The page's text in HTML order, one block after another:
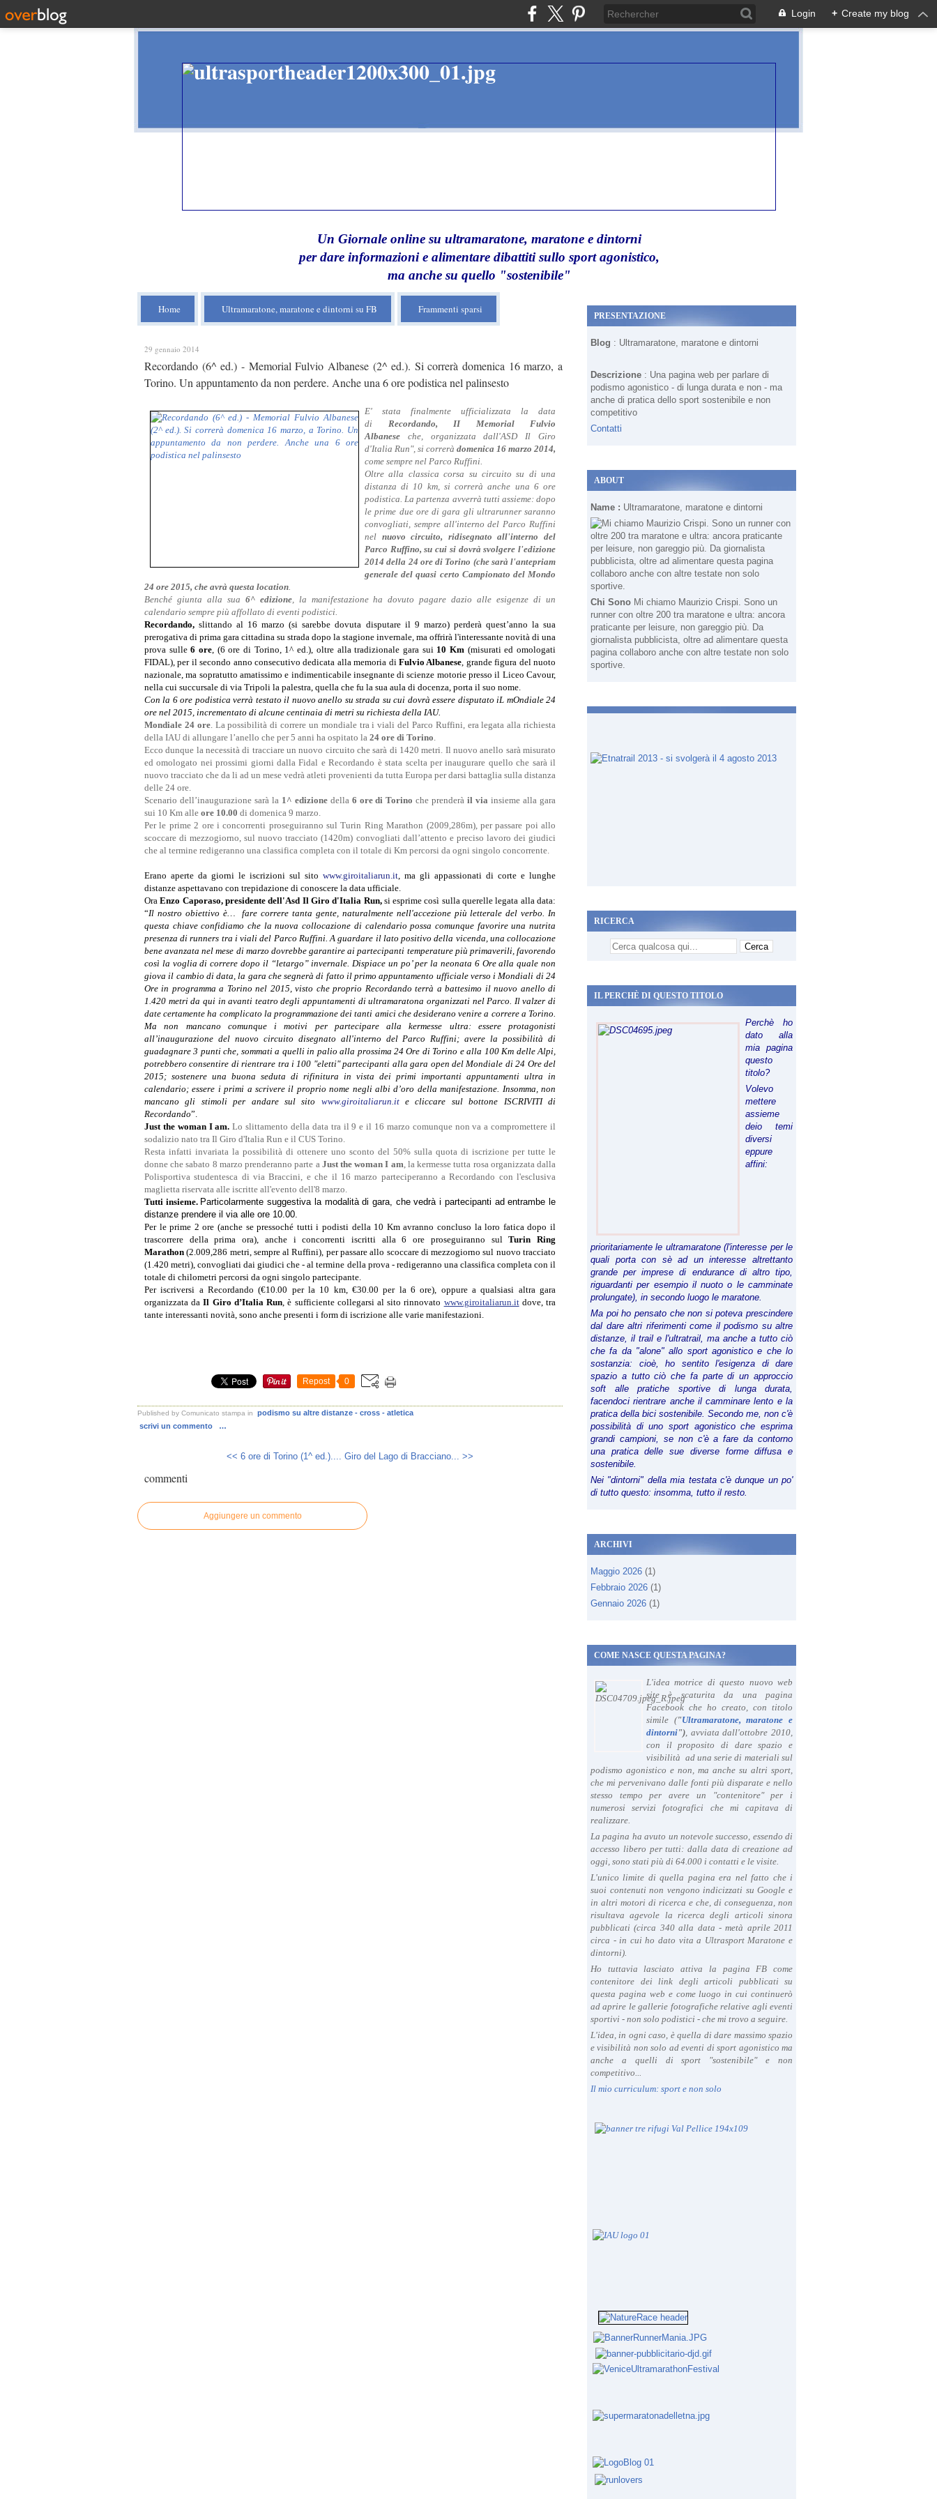
Login + Create my blog
Un Giornale online su ultramaratone, maratone e dintorni
per dare informazioni e alimentare dibattiti sullo sport agonistico,
ma anche su quello "sostenibile"
Home Ultramaratone, maratone e dintorni su FB Frammenti sparsi
29 gennaio 2014
Recordando (6^ ed.) - Memorial Fulvio Albanese (2^ ed.). Si correrà domenica 16 marzo, a
Torino. Un appuntamento da non perdere. Anche una 6 ore podistica nel palinsesto
E' stata finalmente ufficializzata la data
di Recordando, II Memorial Fulvio
Albanese che, organizzata dall'ASD Il Giro
d'Italia Run", si correrà domenica 16 marzo 2014,
come sempre nel Parco Ruffini.
Oltre alla classica corsa su circuito su di una
distanza di 10 km, si correrà anche una 6 ore
podistica. La partenza avverrà tutti assieme: dopo
le prime due ore di gara gli ultrarunner saranno
convogliati, sempre all'interno del Parco Ruffini
nel nuovo circuito, ridisegnato all'interno del
Parco Ruffino, su cui si dovrà svolgere l'edizione
2014 della 24 ore di Torino (che sarà l'antepriam
generale del quasi certo Campionato del Mondo
24 ore 2015, che avrà questa location.
Benché giunta alla sua 6^edizione, la manifestazioneha dovuto pagare dazio alle esigenze di un
calendario sempre più affollato di eventi podistici.
Recordando, slittando al 16 marzo (si sarebbe dovuta disputare il 9 marzo) perderà quest’anno la sua
prerogativa di prima gara cittadina su strada dopo la stagione invernale, ma offrirà l'interessante novità di una
prova sulle6 ore, (6 ore di Torino, 1^ ed.), oltre alla tradizionale gara sui 10 Km(misurati ed omologati
FIDAL), per il secondo anno consecutivo dedicata alla memoria di Fulvio Albanese, grande figura del nuoto
nazionale, ma sopratutto amatissimo e indimenticabile insegnante di scienze motorie presso il Liceo Cavour,
nella cui succursale di via Tripoli la palestra, quella che fu la sua aula di docenza, porta il suo nome.
Con la 6 ore podistica verrà testato il nuovo anello su strada su cui dovrà essere disputato iL mOndiale 24
ore nel 2015, incrementato di alcune centinaia di metri su richiesta della IAU.
Mondiale 24 ore. La possibilità di correre un mondiale tra i viali del Parco Ruffini, era legata alla richiesta
della IAU di allungare l’anello che per 5 anni ha ospitato la 24 ore di Torino.
Ecco dunque la necessità di tracciare un nuovo circuito che sarà di 1420 metri. Il nuovo anello sarà misurato
ed omologato nei prossimi giorni dalla Fidal e Recordando è stata scelta per inaugurare quello che sarà il
nuovo tracciato che da li ad un mese vedrà atleti provenienti da tutta Europa per darsi battaglia sulla distanza
delle 24 ore.
Scenario dell’inaugurazione sarà la 1^ edizionedella 6 ore di Torino che prenderàil via insieme alla gara
sui 10 Km alle ore 10.00 di domenica 9 marzo.
Per le prime 2 ore i concorrenti proseguiranno sul Turin Ring Marathon (2009,286m), per passare poi allo
scoccare di mezzogiorno, sul nuovo tracciato (1420m) convogliati dall’attento e preciso lavoro dei giudici
che al termine redigeranno una classifica completa con il totale di Km percorsi da ogni singolo concorrente.
Erano aperte da giorni le iscrizioni sul sito www.giroitaliarun.it, ma gli appassionati di corte e lunghe
distanze aspettavano con trepidazione di conoscere la data ufficiale.
OraEnzo Caporaso, presidente dell'Asd Il Giro d'Italia Run,si esprime così sulla querelle legata alla data:
“Il nostro obiettivo è… fare correre tanta gente, naturalmente nell'accezione più letterale del verbo. In
questa chiave confidiamo che la nuova collocazione di calendario possa comunque favorire una nutrita
presenza di runners tra i viali del Parco Ruffini. A guardare il lato positivo della vicenda, una collocazione
bene avanzata nel mese di marzo dovrebbe garantire ai partecipanti temperature più primaverili, favorendo
così la voglia di correre dopo il “letargo” invernale. Dispiace un po’ per la neonata 6 Ore alla quale non
giova il cambio di data, la gara che segnerà di fatto il primo appuntamento ufficiale verso i Mondiali di 24
Ore in programma a Torino nel 2015, visto che proprio Recordando terrà a battesimo il nuovo anello di
1.420 metri da qui in avanti teatro degli appuntamenti di ultramaratona organizzati nel Parco. Il valzer di
date certamente ha complicato la programmazione dei tanti amici che desiderano venire a correre a Torino.
Ma non mancano comunque i motivi per partecipare alla kermesse ultra: essere protagonisti
all’inaugurazione del nuovo circuito disegnato all'interno del Parco Ruffini; avere la possibilità di
guadagnare 3 punti che, sommati a quelli in palio alla prossima 24 Ore di Torino e alla 100 Km delle Alpi,
potrebbero consentire di rientrare tra i 100 "eletti" partecipanti alla gara open del Mondiale di 24 Ore del
2015; sostenere una buona seduta di rifinitura in vista dei primi importanti appuntamenti ultra in
calendario; essere i primi a scrivere il proprio nome negli albi d’oro della manifestazione. Insomma, non
mancano gli stimoli per andare sul sito www.giroitaliarun.ite cliccare sul bottone ISCRIVITI di
Recordando”.
Just the woman I am.Lo slittamento della data tra il 9 e il 16 marzo comunque non va a compromettere il
sodalizio nato tra Il Giro d'Italia Run e il CUS Torino.
Resta infatti invariata la possibilità di ottenere uno sconto del 50% sulla quota di iscrizione per tutte le
donne che sabato 8 marzo prenderanno parte aJust the woman I am, la kermesse tutta rosa organizzata dalla
Polisportiva studentesca di via Braccini, e che il 16 marzo parteciperanno a Recordando con l'esclusiva
maglietta riservata alle iscritte all'evento dell'8 marzo.
Tutti insieme. Particolarmente suggestiva l a modalità di gara, che vedrà i partecipanti ad entrambe le
distanze prendere il via alle ore 10.00.
Per le prime 2 ore (anche se pressoché tutti i podisti della 10 Km avranno concluso la loro fatica dopo il
trascorrere della prima ora), anche i concorrenti iscritti alla 6 ore proseguiranno sulTurin Ring
Marathon (2.009,286 metri, sempre al Ruffini), per passare allo scoccare di mezzogiorno sul nuovo tracciato
(1.420 metri), convogliati dai giudici che - al termine della prova - redigeranno una classifica completa con il
totale di chilometri percorsi da ogni singolo partecipante.
Per iscriversi a Recordando (€10.00 per la 10 km, €30.00 per la 6 ore), oppure a qualsiasi altra gara
organizzata daIl Giro d’Italia Run, è sufficiente collegarsi al sito rinnovato www.giroitaliarun.itdove, tra
tante interessanti novità, sono anche presenti i form di iscrizione alle varie manifestazioni.
Repost 0
Published by Comunicato stampa in
podismo su altre distanze - cross - atletica
scrivi un commento
…
<< 6 ore di Torino (1^ ed.).... Giro del Lago di Bracciano... >>
commenti
Aggiungere un commento
PRESENTAZIONE
Blog : Ultramaratone, maratone e dintorni
Descrizione : Una pagina web per parlare di
podismo agonistico - di lunga durata e non - ma
anche di pratica dello sport sostenibile e non
competitivo
Contatti
ABOUT
Name : Ultramaratone, maratone e dintorni
Chi Sono Mi chiamo Maurizio Crispi. Sono un
runner con oltre 200 tra maratone e ultra: ancora
praticante per leisure, non gareggio più. Da
giornalista pubblicista, oltre ad alimentare questa
pagina collaboro anche con altre testate non solo
sportive.
RICERCA
IL PERCHÈ DI QUESTO TITOLO
Perchè ho
dato alla
mia pagina
questo
titolo?
Volevo
mettere
assieme
deio temi
diversi
eppure
affini:
prioritariamente le ultramaratone (l'interesse per le
quali porta con sè ad un interesse altrettanto
grande per imprese di endurance di altro tipo,
riguardanti per esempio il nuoto o le camminate
prolungate), in secondo luogo le maratone.
Ma poi ho pensato che non si poteva prescindere
dal dare altri riferimenti come il podismo su altre
distanze, il trail e l'ultratrail, ma anche a tutto ciò
che fa da "alone" allo sport agonistico e che lo
sostanzia: cioè, ho sentito l'esigenza di dare
spazio a tutto ciò che fa parte di un approccio
soft alle pratiche sportive di lunga durata,
facendoci rientrare anche il camminare lento e la
pratica della bici sostenibile. Secondo me, non c'è
possibilità di uno sport agonistico che esprima
grandi campioni, se non c'è a fare da contorno
una pratica delle sue diverse forme diffusa e
sostenibile.
Nei "dintorni" della mia testata c'è dunque un po'
di tutto questo: insomma, tutto il resto.
ARCHIVI
Maggio 2026 (1)
Febbraio 2026 (1)
Gennaio 2026 (1)
COME NASCE QUESTA PAGINA?
L'idea motrice di questo nuovo web
site è scaturita da una pagina
Facebook che ho creato, con titolo
simile ("Ultramaratone, maratone e
dintorni"), avviata dall'ottobre 2010,
con il proposito di dare spazio e
visibilità ad una serie di materiali sul
podismo agonistico e non, ma anche su altri sport,
che mi pervenivano dalle fonti più disparate e nello
stesso tempo per avere un "contenitore" per i
numerosi servizi fotografici che mi capitava di
realizzare.
La pagina ha avuto un notevole successo, essendo di
accesso libero per tutti: dalla data di creazione ad
oggi, sono stati più di 64.000 i contatti e le visite.
L'unico limite di quella pagina era nel fatto che i
suoi contenuti non vengono indicizzati su Google e
in altri motori di ricerca e che, di conseguenza, non
risultava agevole la ricerca degli articoli sinora
pubblicati (circa 340 alla data - metà aprile 2011
circa - in cui ho dato vita a Ultrasport Maratone e
dintorni).
Ho tuttavia lasciato attiva la pagina FB come
contenitore dei link degli articoli pubblicati su
questa pagina web e come luogo in cui continuerò
ad aprire le gallerie fotografiche relative agli eventi
sportivi - non solo podistici - che mi trovo a seguire.
L'idea, in ogni caso, è quella di dare massimo spazio
e visibilità non solo ad eventi di sport agonistico ma
anche a quelli di sport "sostenibile" e non
competitivo...
Il mio curriculum: sport e non solo